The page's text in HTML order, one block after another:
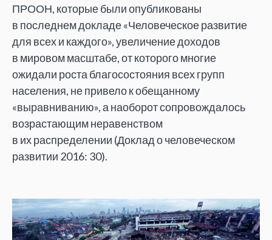
ПРООН, которые были опубликованы
в последнем докладе«Человеческое развитие
для всех и каждого», увеличение доходов
в мировом масштабе, откоторого многие
ожидали роста благосостояния всех групп
населения, непривело кобещанному
«выравниванию», а наоборот сопровождалось
возрастающим неравенством
в ихраспределении (Доклад очеловеческом
развитии 2016: 30).